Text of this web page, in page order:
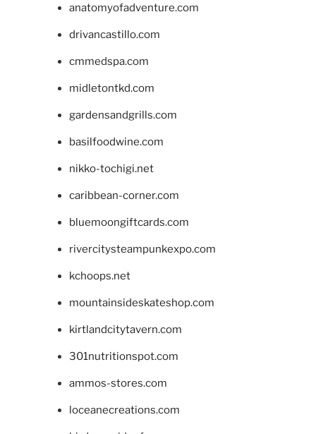
anatomyofadventure.com
drivancastillo.com
cmmedspa.com
midletontkd.com
gardensandgrills.com
basilfoodwine.com
nikko-tochigi.net
caribbean-corner.com
bluemoongiftcards.com
rivercitysteampunkexpo.com
kchoops.net
mountainsideskateshop.com
kirtlandcitytavern.com
301nutritionspot.com
ammos-stores.com
loceanecreations.com